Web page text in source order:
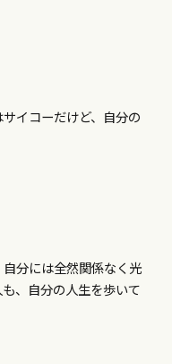
イコーだけど、自分の
分には全然関係なく光
、自分の人生を歩いて